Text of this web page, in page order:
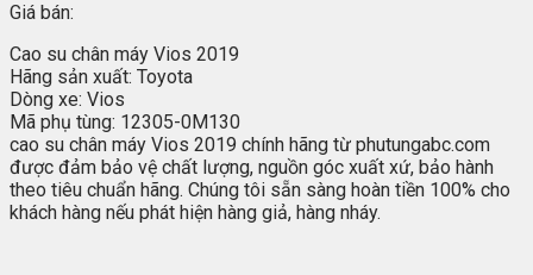
Giá bán:
Cao su chân máy Vios 2019
Hãng sản xuất: Toyota
Dòng xe: Vios
Mã phụ tùng: 12305-0M130
cao su chân máy Vios 2019 chính hãng từ phutungabc.com
được đảm bảo vệ chất lượng, nguồn góc xuất xứ, bảo hành
theo tiêu chuẩn hãng. Chúng tôi sẵn sàng hoàn tiền 100% cho
khách hàng nếu phát hiện hàng giả, hàng nháy.